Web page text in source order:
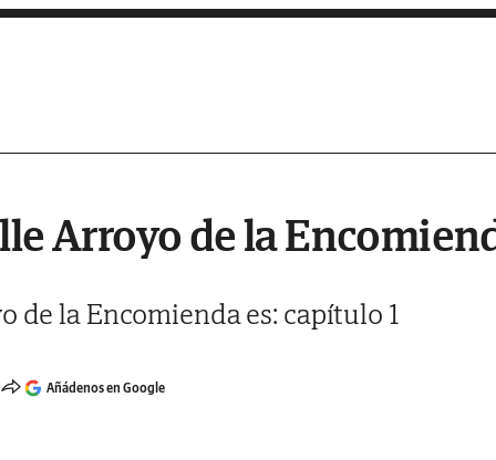
Arroyo de la
de la Encomienda es: capítulo 1
Añádenos en Google